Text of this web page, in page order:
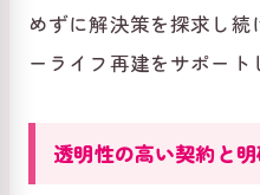
めずに解決策を探求し
ーライフ再建をサポート
透明性の高い契約と